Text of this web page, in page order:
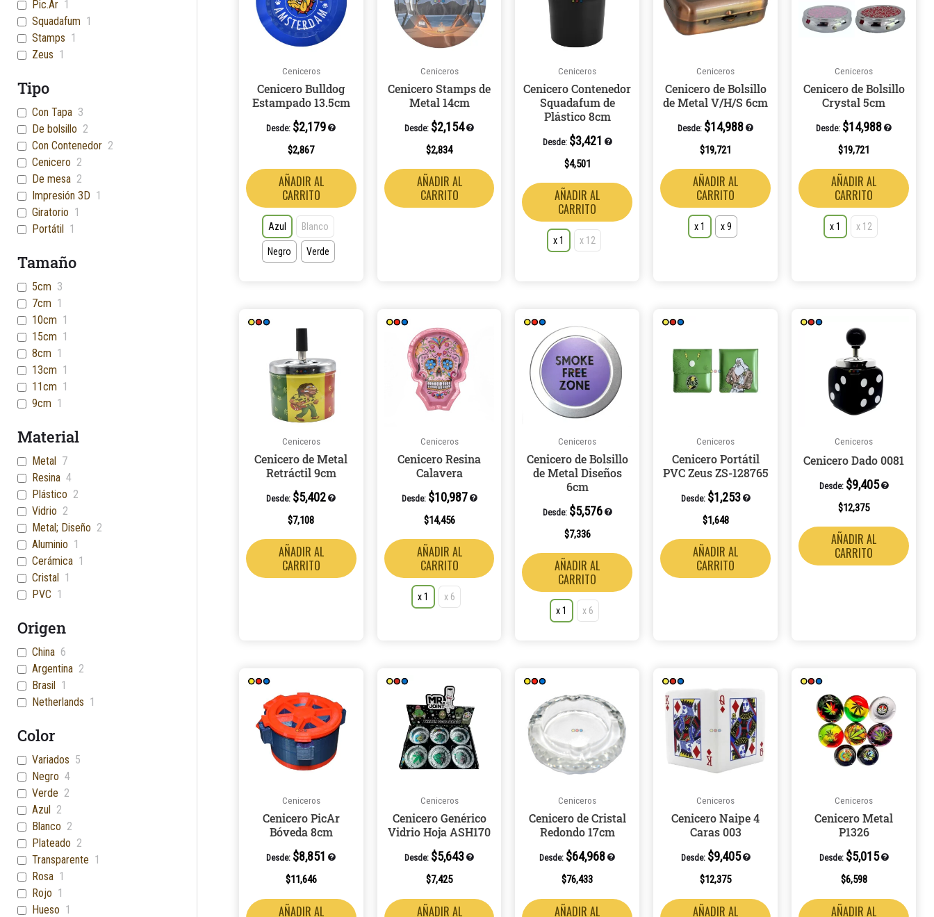
Pic.Ar 1
Squadafum 1
Stamps 1
Zeus 1
Tipo
Con Tapa 3
De bolsillo 2
Con Contenedor 2
Cenicero 2
De mesa 2
Impresión 3D 1
Giratorio 1
Portátil 1
Tamaño
5cm 3
7cm 1
10cm 1
15cm 1
8cm 1
13cm 1
11cm 1
9cm 1
Material
Metal 7
Resina 4
Plástico 2
Vidrio 2
Metal; Diseño 2
Aluminio 1
Cerámica 1
Cristal 1
PVC 1
Origen
China 6
Argentina 2
Brasil 1
Netherlands 1
Color
Variados 5
Negro 4
Verde 2
Azul 2
Blanco 2
Plateado 2
Transparente 1
Rosa 1
Rojo 1
Hueso 1
Ceniceros
Cenicero Bulldog
Estampado 13.5cm
Desde: $2,179
$2,867
AÑADIR AL
CARRITO
variantes.
de
producto
Azul Blanco
Negro Verde
Ceniceros
Cenicero Stamps de
Metal 14cm
Desde: $2,154
$2,834
AÑADIR AL
CARRITO
Ceniceros
Cenicero Contenedor
Squadafum de
Plástico 8cm
Desde: $3,421
$4,501
AÑADIR AL
CARRITO
variantes.
producto
x 1 x 12
Ceniceros
Cenicero de Bolsillo
de Metal V/H/S 6cm
Desde: $14,988
$19,721
AÑADIR AL
CARRITO
variantes.
de
producto
x 1 x 9
Ceniceros
Cenicero de Bolsillo
Crystal 5cm
Desde: $14,988
$19,721
AÑADIR AL
CARRITO
de
x 1 x 12
Ceniceros
Cenicero de Metal
Retráctil 9cm
Desde: $5,402
$7,108
AÑADIR AL
CARRITO
Ceniceros
Cenicero Resina
Calavera
Desde: $10,987
$14,456
AÑADIR AL
CARRITO
múltiples
variantes.
de
producto
x 1 x 6
Ceniceros
Cenicero de Bolsillo
de Metal Diseños
6cm
Desde: $5,576
$7,336
AÑADIR AL
CARRITO
variantes.
producto
x 1 x 6
Ceniceros
Cenicero Portátil
PVC Zeus ZS-128765
Desde: $1,253
$1,648
AÑADIR AL
CARRITO
Ceniceros
Cenicero Dado 0081
Desde: $9,405
$12,375
AÑADIR AL
CARRITO
Ceniceros
Cenicero PicAr
Bóveda 8cm
Desde: $8,851
$11,646
AÑADIR AL
Ceniceros
Cenicero Genérico
Vidrio Hoja ASH170
Desde: $5,643
$7,425
AÑADIR AL
Ceniceros
Cenicero de Cristal
Redondo 17cm
Desde: $64,968
$76,433
AÑADIR AL
Ceniceros
Cenicero Naipe 4
Caras 003
Desde: $9,405
$12,375
AÑADIR AL
Ceniceros
Cenicero Metal
P1326
Desde: $5,015
$6,598
AÑADIR AL